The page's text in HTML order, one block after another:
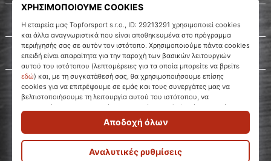
WePlayVolleyball.cy
Σχετικά μ' εμάς
Εξυπηρέτηση πελατών